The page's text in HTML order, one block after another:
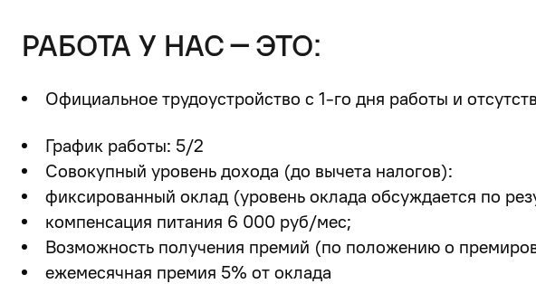
работа у нас – это:
Официальное трудоустройство с 1-го дня работы и
График работы: 5/2
Совокупный уровень дохода (до вычета налогов):
фиксированный оклад (уровень оклада обсуждается по
компенсация питания 6 000 руб/мес;
Возможность получения премий (по положению о
ежемесячная премия 5% от оклада